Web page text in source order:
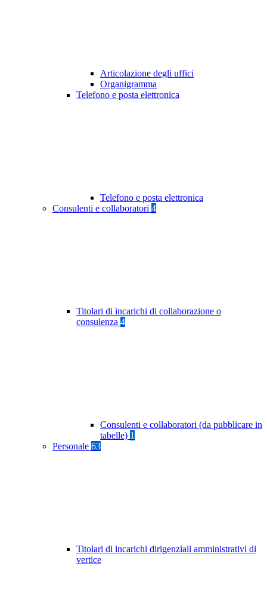
Articolazione degli uffici
Organigramma
Telefono e posta elettronica
Telefono e posta elettronica
Consulenti e collaboratori 4
Titolari di incarichi di collaborazione o
consulenza 4
Consulenti e collaboratori (da pubblicare in
tabelle) 1
Personale 63
Titolari di incarichi dirigenziali amministrativi di
vertice